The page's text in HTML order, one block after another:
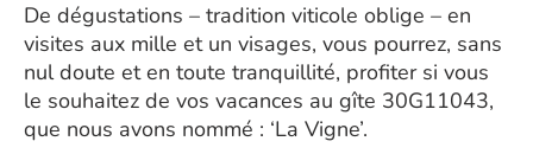
De dégustations – tradition viticole oblige – en
visites aux mille et un visages, vous pourrez, sans
nul doute et en toute tranquillité, profiter si vous
le souhaitez de vos vacances au gîte 30G11043,
que nous avons nommé : ‘La Vigne’.